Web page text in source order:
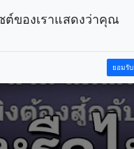
ต์ของเราแสดงว่าคุณ
ยอมรับ